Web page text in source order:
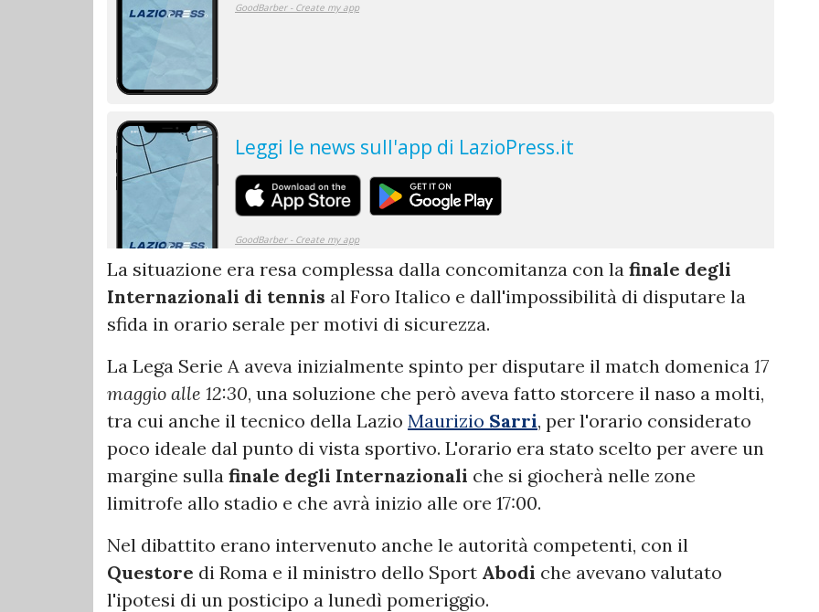
La situazione era resa complessa dalla concomitanza con la finale degli
Internazionali di tennis al Foro Italico e dall'impossibilità di disputare la
sfida in orario serale per motivi di sicurezza.
La Lega Serie A aveva inizialmente spinto per disputare il match domenica 17
maggio alle 12:30, una soluzione che però aveva fatto storcere il naso a molti,
tra cui anche il tecnico della Lazio Maurizio Sarri, per l'orario considerato
poco ideale dal punto di vista sportivo. L'orario era stato scelto per avere un
margine sulla finale degli Internazionali che si giocherà nelle zone
limitrofe allo stadio e che avrà inizio alle ore 17:00.
Nel dibattito erano intervenuto anche le autorità competenti, con il
Questore di Roma e il ministro dello Sport Abodi che avevano valutato
l'ipotesi di un posticipo a lunedì pomeriggio.